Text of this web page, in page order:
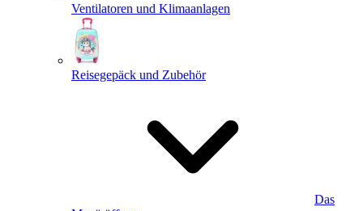
Ventilatoren und Klimaanlagen
Reisegepäck und Zubehör
Das